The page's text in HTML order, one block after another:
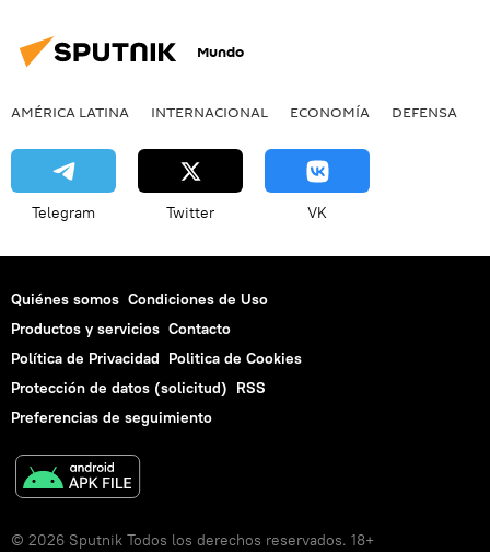
Mundo
AMÉRICA LATINA INTERNACIONAL ECONOMÍA DEFENSA
Telegram Twitter VK
Quiénes somos Condiciones de Uso
Productos y servicios Contacto
Política de Privacidad Politica de Cookies
Protección de datos (solicitud) RSS
Preferencias de seguimiento
© 2026 Sputnik Todos los derechos reservados. 18+